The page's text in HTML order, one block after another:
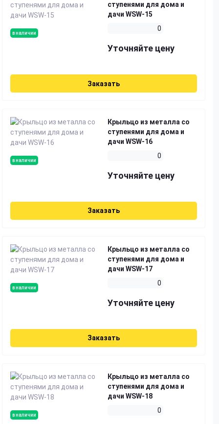
в наличии
ступенями для дома и
дачи WSW-15
0
Уточняйте цену
Заказать
в наличии
Крыльцо из металла со
ступенями для дома и
дачи WSW-16
0
Уточняйте цену
Заказать
в наличии
Крыльцо из металла со
ступенями для дома и
дачи WSW-17
0
Уточняйте цену
Заказать
в наличии
Крыльцо из металла со
ступенями для дома и
дачи WSW-18
0